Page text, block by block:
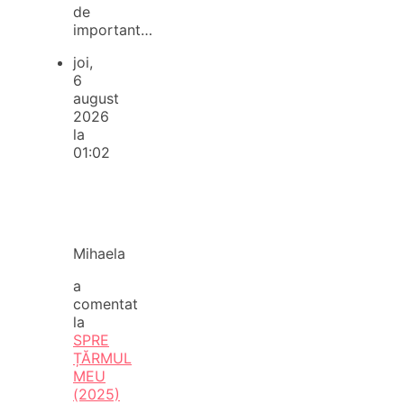
de
important…
joi,
6
august
2026
la
01:02
Mihaela
a
comentat
la
SPRE
ȚĂRMUL
MEU
(2025)